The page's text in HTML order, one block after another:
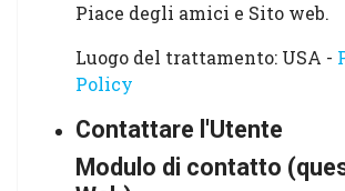
Piace degli amici e Sito web.
Luogo del trattamento: USA -
Policy
Contattare l'Utente
Modulo di contatto